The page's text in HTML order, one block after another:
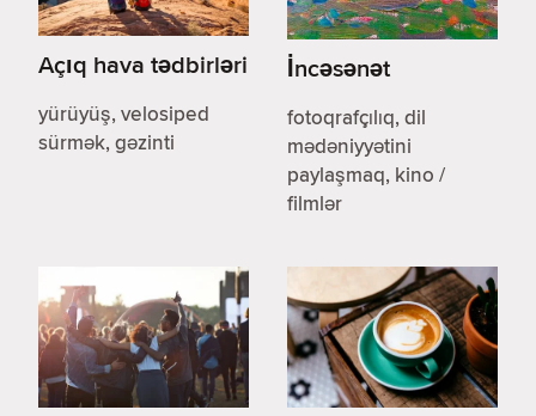
Açıq hava tədbirləri
yürüyüş, velosiped
sürmək, gəzinti
İncəsənət
fotoqrafçılıq, dil
mədəniyyətini
paylaşmaq, kino /
filmlər